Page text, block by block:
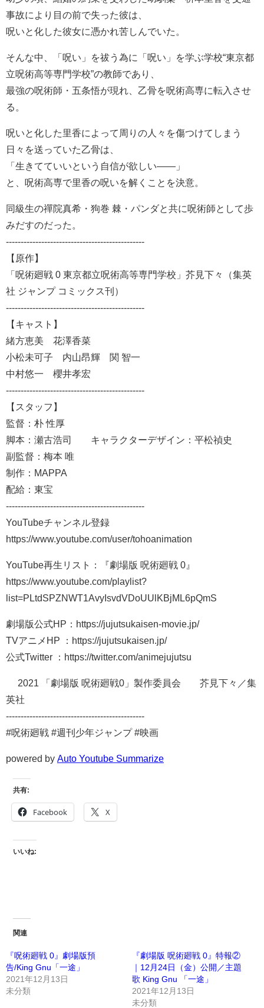
事故により目の前で失った彼は、
呪いと化した彼女に憑かれ苦しんでいた。
そんな中、「呪い」を祓う為に「呪い」を学ぶ学校“東京都
立呪術高等専門学校”の教師であり、
最強の呪術師・五条悟が現れ、乙骨を呪術高専に転入させ
る。
呪いと化した里香によって周りの人々を傷つけてしまう
日々を送っていた乙骨は、
「生きてていいという自信が欲しい――」
と、呪術高専で里香の呪いを解くことを決意。
同級生の禪院真希・狗巻 棘・パンダと共に呪術師として歩
みだすのだった。
-----------------------------------------------
【原作】
「呪術廻戦 0 東京都立呪術高等専門学校」芥見下々（集英
社 ジャンプ コミックス刊）
-----------------------------------------------
【キャスト】
緒方恵美 花澤香菜
小松未可子 内山昂輝 関 智一
中村悠一 櫻井孝宏
-----------------------------------------------
【スタッフ】
監督：朴 性厚
脚本：瀬古浩司 キャラクターデザイン：平松禎史
副監督：梅本 唯
制作：MAPPA
配給：東宝
-----------------------------------------------
YouTubeチャンネル登録
https://www.youtube.com/user/tohoanimation
YouTube再生リスト：『劇場版 呪術廻戦 0』
https://www.youtube.com/playlist?
list=PLtdSPZNWT1AvyIsvdVDoUUlKBjML6pQmS
劇場版公式HP：https://jujutsukaisen-movie.jp/
TVアニメHP ：https://jujutsukaisen.jp/
公式Twitter ：https://twitter.com/animejujutsu
© 2021 「劇場版 呪術廻戦0」製作委員会 ©芥見下々／集
英社
-----------------------------------------------
#呪術廻戦 #週刊少年ジャンプ #映画
powered by Auto Youtube Summarize
共有:
Facebook X
いいね:
関連
『呪術廻戦 0』劇場版預
告/King Gnu「一途」
2021年12月13日
未分類
『劇場版 呪術廻戦 0』特報②
｜12月24日（金）公開／主題
歌 King Gnu 「一途」
2021年12月13日
未分類